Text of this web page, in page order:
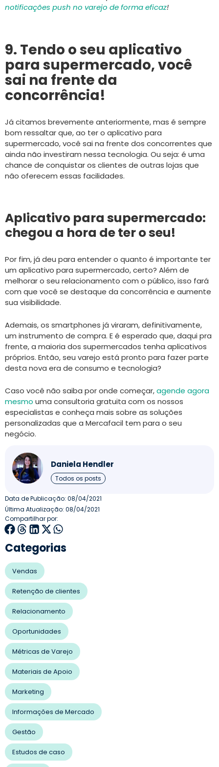
notificações push no varejo de forma eficaz!
9. Tendo o seu aplicativo
para supermercado, você
sai na frente da
concorrência!
Já citamos brevemente anteriormente, mas é sempre
bom ressaltar que, ao ter o aplicativo para
supermercado, você sai na frente dos concorrentes que
ainda não investiram nessa tecnologia. Ou seja: é uma
chance de conquistar os clientes de outras lojas que
não oferecem essas facilidades.
Aplicativo para supermercado:
chegou a hora de ter o seu!
Por fim, já deu para entender o quanto é importante ter
um aplicativo para supermercado, certo? Além de
melhorar o seu relacionamento com o público, isso fará
com que você se destaque da concorrência e aumente
sua visibilidade.
Ademais, os smartphones já viraram, definitivamente,
um instrumento de compra. E é esperado que, daqui pra
frente, a maioria dos supermercados tenha aplicativos
próprios. Então, seu varejo está pronto para fazer parte
desta nova era de consumo e tecnologia?
Caso você não saiba por onde começar,agende agora
mesmo uma consultoria gratuita com os nossos
especialistas e conheça mais sobre as soluções
personalizadas que a Mercafacil tem para o seu
negócio.
Daniela Hendler
Todos os posts
Data de Publicação: 08/04/2021
Última Atualização: 08/04/2021
Compartilhar por:
Categorias
Vendas
Retenção de clientes
Relacionamento
Oportunidades
Métricas de Varejo
Materiais de Apoio
Marketing
Informações de Mercado
Gestão
Estudos de caso